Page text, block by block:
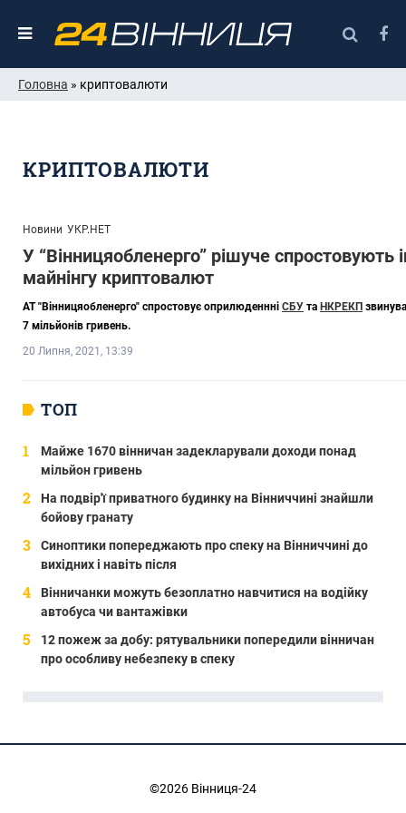
Головна » криптовалюти
КРИПТОВАЛЮТИ
Новини УКР.НЕТ
У “Вінницяобленерго” рішуче
майнінгу криптовалют
АТ "Вінницяобленерго" спростовує оприлюденнні СБУ та НКРЕКП
7 мільйонів гривень.
20 Липня, 2021, 13:39
ТОП
Майже 1670 вінничан задекларували доходи понад
мільйон гривень
На подвір'ї приватного будинку на Вінниччині знайшли
бойову гранату
Синоптики попереджають про спеку на Вінниччині до
вихідних і навіть після
Вінничанки можуть безоплатно навчитися на водійку
автобуса чи вантажівки
12 пожеж за добу: рятувальники попередили вінничан
про особливу небезпеку в спеку
©2026 Вінниця-24